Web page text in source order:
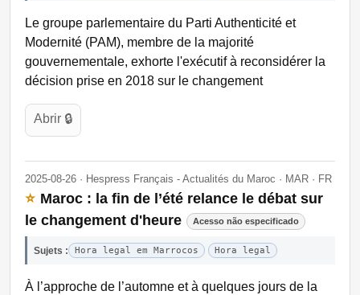
Le groupe parlementaire du Parti Authenticité et
Modernité (PAM), membre de la majorité
gouvernementale, exhorte l'exécutif à reconsidérer la
décision prise en 2018 sur le changement
Abrir 🔒
2025-08-26 · Hespress Français - Actualités du Maroc · MAR · FR
⭐ Maroc : la fin de l’été relance le débat sur
le changement d'heure
Acesso não especificado
Sujets : Hora legal em Marrocos Hora legal
À l’approche de l’automne et à quelques jours de la